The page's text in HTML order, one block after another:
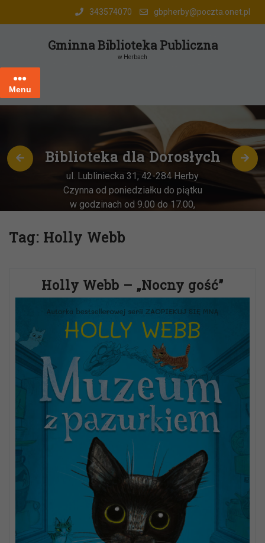
343574070 gbpherby@poczta.onet.pl
Gminna Biblioteka Publiczna
w Herbach
Menu
Biblioteka dla Dorosłych
ul. Lubliniecka 31, 42-284 Herby
Czynna od poniedziałku do piątku
w godzinach od 9.00 do 17.00,
w godz. 9:00-13:00
Tag: Holly Webb
Holly Webb – „Nocny gość”